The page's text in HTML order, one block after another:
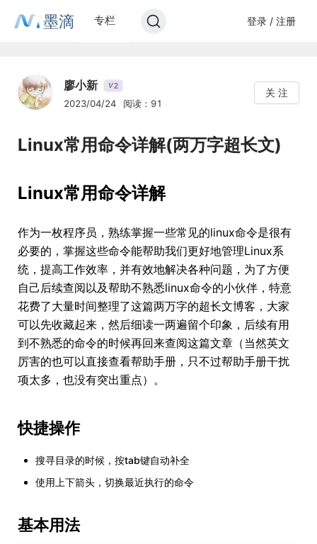
墨滴 专栏 登录 / 注册
廖小新 V2
2023/04/24 阅读：91
关 注
Linux常用命令详解(两万字超长文)
Linux常用命令详解
作为一枚程序员，熟练掌握一些常见的linux命令是很有
必要的，掌握这些命令能帮助我们更好地管理Linux系
统，提高工作效率，并有效地解决各种问题，为了方便
自己后续查阅以及帮助不熟悉linux命令的小伙伴，特意
花费了大量时间整理了这篇两万字的超长文博客，大家
可以先收藏起来，然后细读一两遍留个印象，后续有用
到不熟悉的命令的时候再回来查阅这篇文章（当然英文
厉害的也可以直接查看帮助手册，只不过帮助手册干扰
项太多，也没有突出重点）。
快捷操作
搜寻目录的时候，按tab键自动补全
使用上下箭头，切换最近执行的命令
基本用法